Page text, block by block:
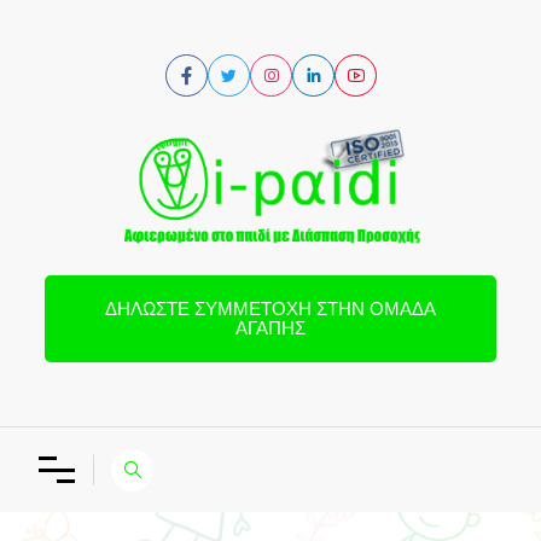
ΔΗΛΏΣΤΕ ΣΥΜΜΕΤΟΧΉ ΣΤΗΝ ΟΜΆΔΑ
ΑΓΆΠΗΣ